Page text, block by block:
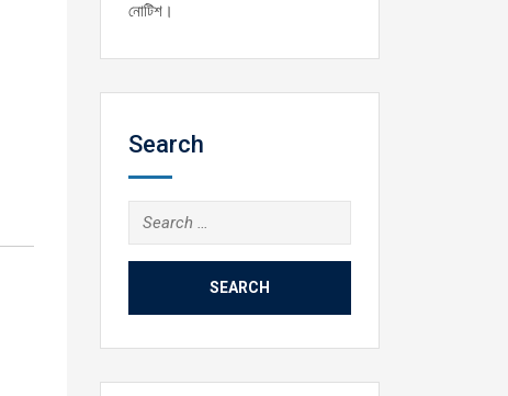
নোটিশ।
Search
Search
for: